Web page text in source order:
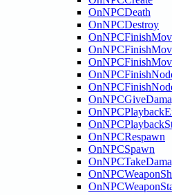
OnNPCDeath
OnNPCDestroy
OnNPCRespawn
OnNPCSpawn